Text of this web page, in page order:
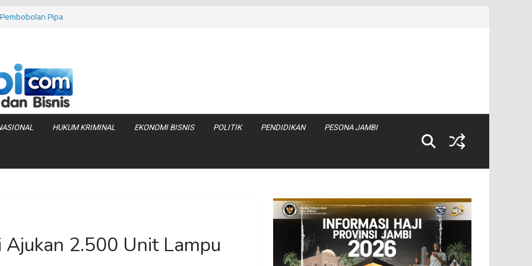
Pipa
Produksi Air
Jabung
HUKUM KRIMINAL EKONOMI BISNIS POLITIK PENDIDIKAN PESONA JAMBI
2.500 Unit Lampu